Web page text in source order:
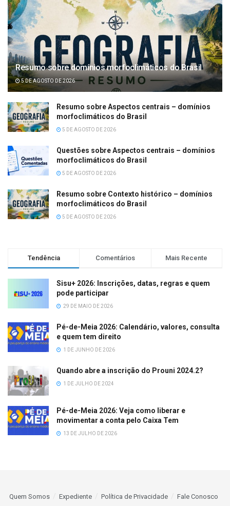
Resumo sobre domínios morfoclimáticos do Brasil
5 DE AGOSTO DE 2026
Resumo sobre Aspectos centrais – domínios
morfoclimáticos do Brasil
5 DE AGOSTO DE 2026
Questões sobre Aspectos centrais – domínios
morfoclimáticos do Brasil
5 DE AGOSTO DE 2026
Resumo sobre Contexto histórico – domínios
morfoclimáticos do Brasil
5 DE AGOSTO DE 2026
Tendência Comentários Mais Recente
Sisu+ 2026: Inscrições, datas, regras e quem
pode participar
29 DE MAIO DE 2026
Pé-de-Meia 2026: Calendário, valores, consulta
e quem tem direito
1 DE JUNHO DE 2026
Quando abre a inscrição do Prouni 2024.2?
1 DE JULHO DE 2024
Pé-de-Meia 2026: Veja como liberar e
movimentar a conta pelo Caixa Tem
13 DE JULHO DE 2026
Quem Somos Expediente Política de Privacidade Fale Conosco